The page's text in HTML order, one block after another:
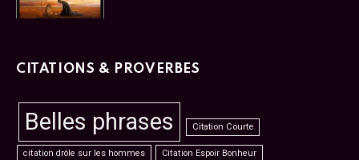
CITATIONS & PROVERBES
Belles phrases Citation Courte
citation drôle sur les hommes
Citation Espoir Bonheur